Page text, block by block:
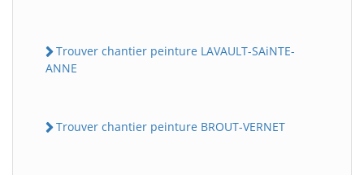
Trouver chantier peinture LAVAULT-SAiNTE-
ANNE
Trouver chantier peinture BROUT-VERNET